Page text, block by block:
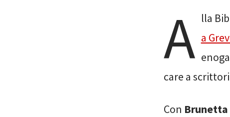
A lla
a
care a
Con